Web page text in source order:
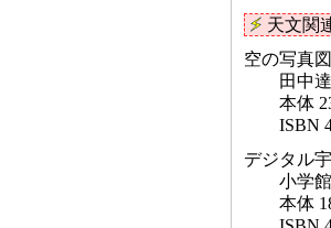
天文関
空の写真
田中
本体
ISBN
デジタル
小学館
本体